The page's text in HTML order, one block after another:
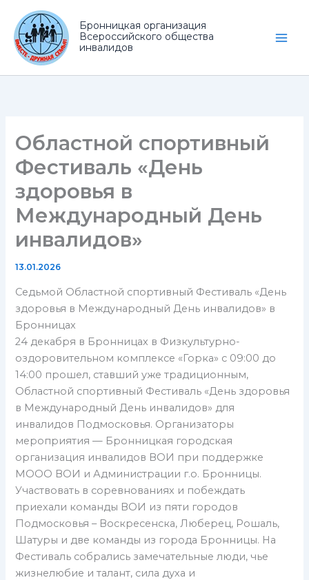
Перейти
содержимому
Бронницкая организация
Всероссийского общества
инвалидов
Областной спортивный
Фестиваль «День
здоровья в
Международный День
инвалидов»
13.01.2026
Седьмой Областной спортивный Фестиваль «День
здоровья в Международный День инвалидов» в
Бронницах
24 декабря в Бронницах в Физкультурно-
оздоровительном комплексе «Горка» с 09:00 до
14:00 прошел, ставший уже традиционным,
Областной спортивный Фестиваль «День здоровья
в Международный День инвалидов» для
инвалидов Подмосковья. Организаторы
мероприятия — Бронницкая городская
организация инвалидов ВОИ при поддержке
МООО ВОИ и Администрации г.о. Бронницы.
Участвовать в соревнованиях и побеждать
приехали команды ВОИ из пяти городов
Подмосковья – Воскресенска, Люберец, Рошаль,
Шатуры и две команды из города Бронницы. На
Фестиваль собрались замечательные люди, чье
жизнелюбие и талант, сила духа и